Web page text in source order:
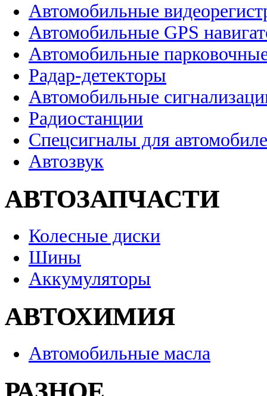
Автомобильные
Автомобильные GPS
Автомобильные
Радар-детекторы
Автомобильные
Радиостанции
Спецсигналы для
Автозвук
АВТОЗАПЧАСТИ
Колесные диски
Шины
Аккумуляторы
АВТОХИМИЯ
Автомобильные масла